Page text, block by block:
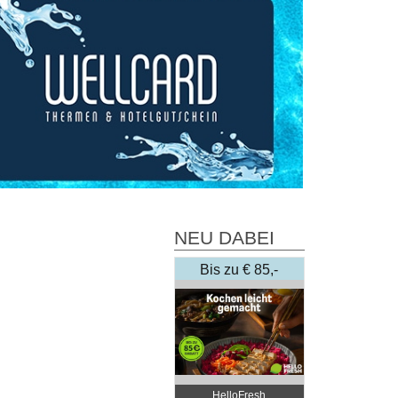
NEU DABEI
Bis zu € 85,-
Rabatt
HelloFresh